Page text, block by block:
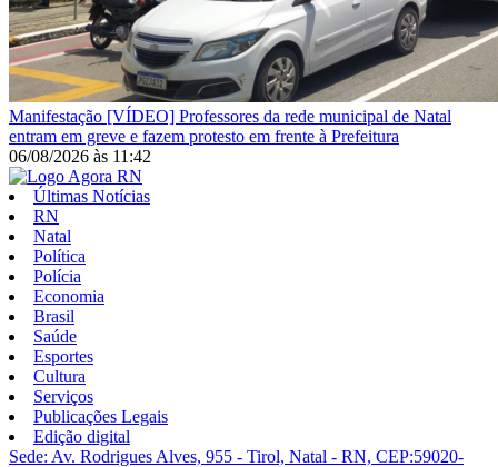
Manifestação [VÍDEO] Professores da rede municipal de Natal
entram em greve e fazem protesto em frente à Prefeitura
06/08/2026 às 11:42
Últimas Notícias
RN
Natal
Política
Polícia
Economia
Brasil
Saúde
Esportes
Cultura
Serviços
Publicações Legais
Edição digital
Sede: Av. Rodrigues Alves, 955 - Tirol, Natal - RN, CEP:59020-